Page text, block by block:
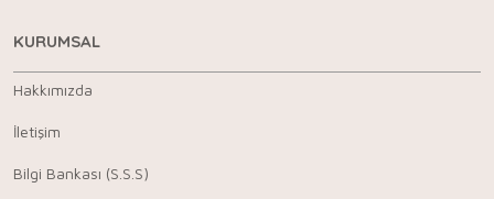
KURUMSAL
Hakkımızda
İletişim
Bilgi Bankası (S.S.S)